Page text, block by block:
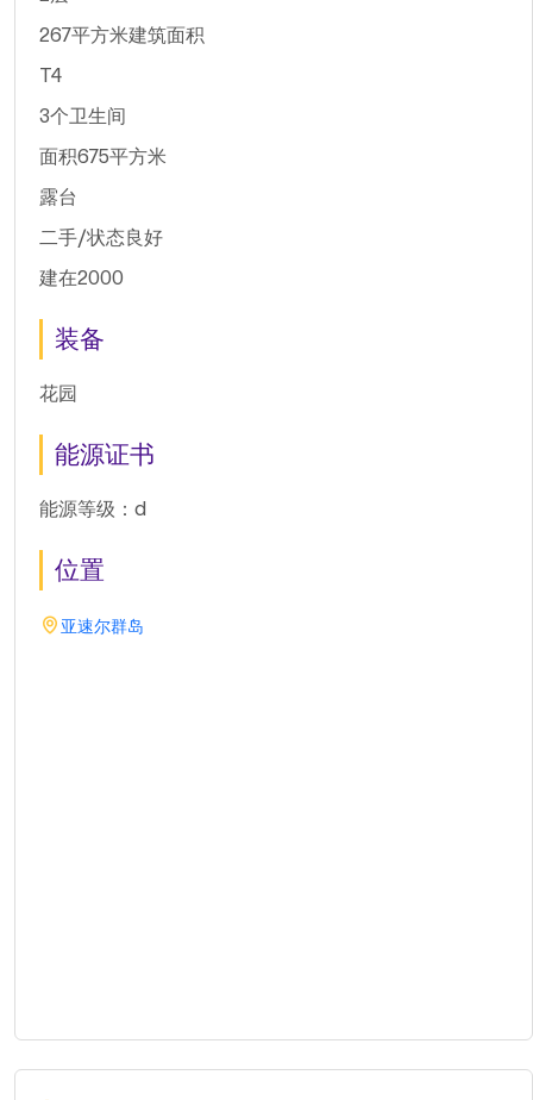
267平方米建筑面积
T4
3个卫生间
面积675平方米
露台
二手/状态良好
建在2000
装备
花园
能源证书
能源等级：d
位置
亚速尔群岛